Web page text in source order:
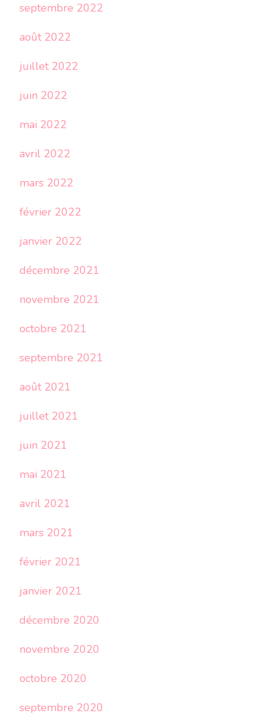
septembre 2022
août 2022
juillet 2022
juin 2022
mai 2022
avril 2022
mars 2022
février 2022
janvier 2022
décembre 2021
novembre 2021
octobre 2021
septembre 2021
août 2021
juillet 2021
juin 2021
mai 2021
avril 2021
mars 2021
février 2021
janvier 2021
décembre 2020
novembre 2020
octobre 2020
septembre 2020